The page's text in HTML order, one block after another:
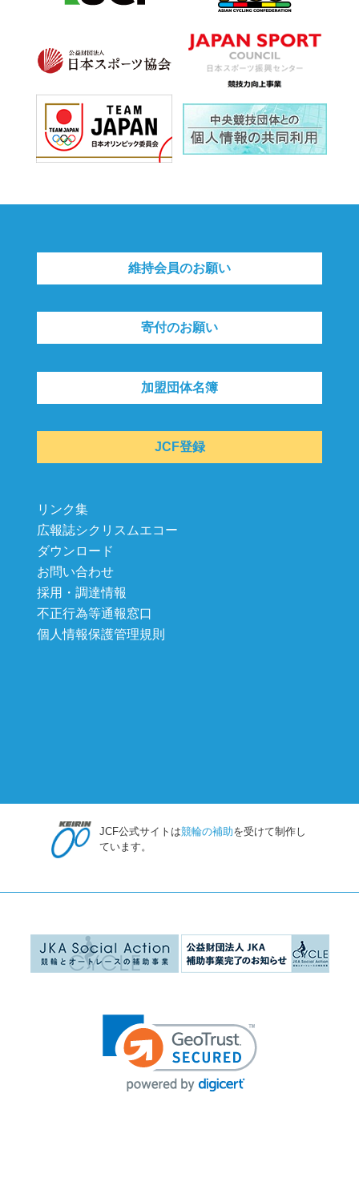
維持会員のお願い
寄付のお願い
加盟団体名簿
JCF登録
リンク集
広報誌シクリスムエコー
ダウンロード
お問い合わせ
採用・調達情報
不正行為等通報窓口
個人情報保護管理規則
JCF公式サイトは競輪の補助を受けて制作し
ています。